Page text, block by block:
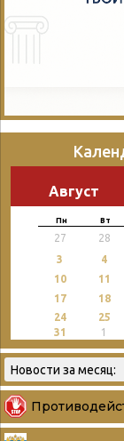
Август
Пн Вт
27 28
3 4
10
11
17
18
24 25
31
1